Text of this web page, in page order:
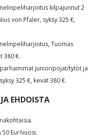
kilpajunnut 2
von Pfaler, syksy 325 €,
Tuomas
380 €.
parhaimmat junioripojat/tytöt ja
325 €, kevät 380 €.
EHDOISTA
Eur/vuosi.